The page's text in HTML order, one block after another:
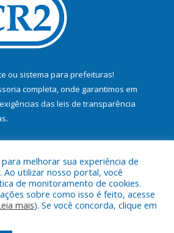
ou sistema para prefeituras!
completa, onde garantimos em
das leis de transparência
a Prefeitura Municipal de Bujaru.
melhorar sua experiência de
Ao utilizar nosso portal, você
de monitoramento de cookies.
sobre como isso é feito, acesse
mais). Se você concorda, clique em